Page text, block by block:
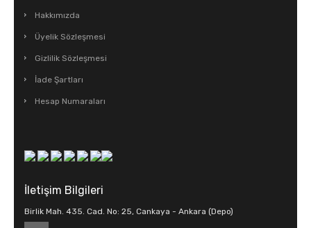
Hakkımızda
Üyelik Sözleşmesi
Gizlilik Sözleşmesi
İade Şartları
Hesap Numaraları
İletişim Bilgileri
Birlik Mah. 435. Cad. No: 25, Cankaya - Ankara (Depo)